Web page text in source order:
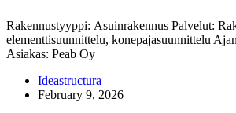
Rakennustyyppi: Asuinrakennus Palvelut:
elementtisuunnittelu, konepajasuunnittelu
Asiakas: Peab Oy
Ideastructura
February 9, 2026